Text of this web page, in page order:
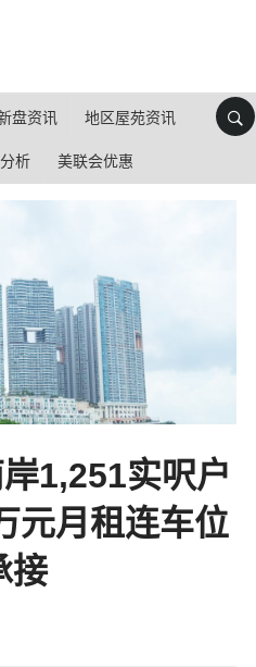
盘资讯 地区屋苑资讯
析 美联会优惠
1,251实呎户
元月租连车位
接